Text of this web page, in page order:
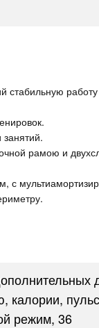
стабильную
рамою и
с
режим, 36